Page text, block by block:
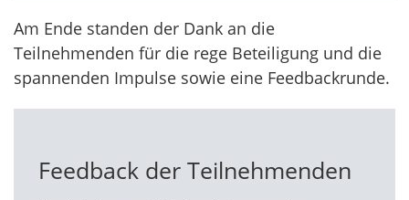
Am Ende standen der Dank an die
Teilnehmenden für die rege Beteiligung und die
spannenden Impulse sowie eine Feedbackrunde.
Feedback der Teilnehmenden